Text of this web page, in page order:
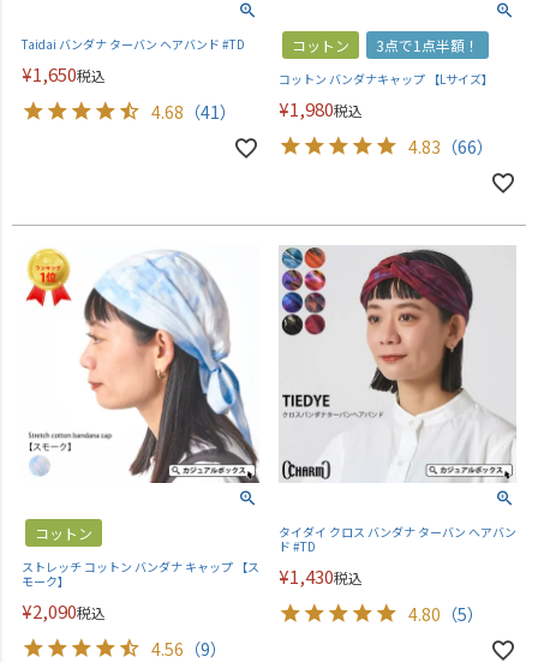
Taidai バンダナ ターバン ヘアバンド #TD
¥1,650税込
4.68 （41）
コットン 3点で1点半額！
コットン バンダナキャップ 【Lサイズ】
¥1,980税込
4.83 （66）
コットン
ストレッチ コットン バンダナ キャップ 【ス
モーク】
¥2,090税込
4.56 （9）
タイダイ クロス バンダナ ターバン ヘアバン
ド #TD
¥1,430税込
4.80 （5）